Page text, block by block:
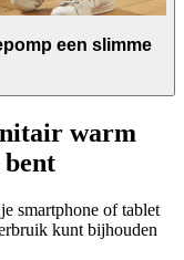
een slimme
warm
smartphone of tablet
kunt bijhouden